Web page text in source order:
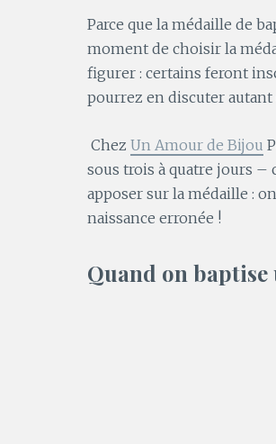
Parce que la médaille de
moment de choisir la
figurer : certains feront
pourrez en discuter autant
Chez Un Amour de Bijou
sous trois à quatre jours –
apposer sur la médaille :
naissance erronée !
Quand on